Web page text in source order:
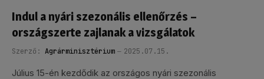
Indul a nyári szezonális ellenőrzés –
országszerte zajlanak a vizsgálatok
Szerző: Agrárminisztérium 2025.07.15.
Július 15-én kezdődik az országos nyári szezonális